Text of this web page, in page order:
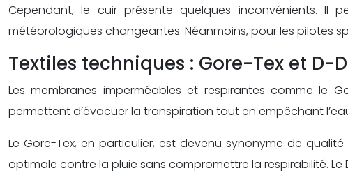
Cependant, le cuir présente quelques inconvénients. Il
météorologiques changeantes. Néanmoins, pour les pilotes
Textiles techniques : Gore-Tex et D-
Les membranes imperméables et respirantes comme le
permettent d’évacuer la transpiration tout en empêchant
Le Gore-Tex, en particulier, est devenu synonyme de
optimale contre la pluie sans compromettre la respirabilité.